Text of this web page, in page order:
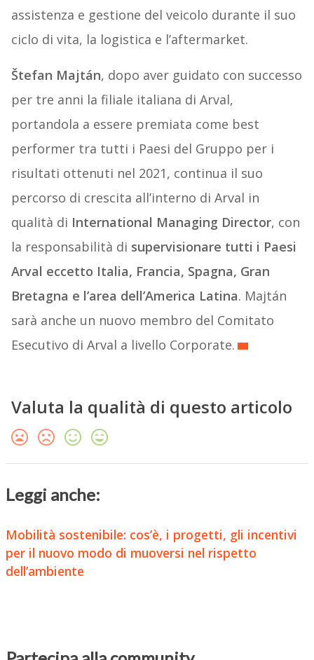
assistenza e gestione del veicolo durante il suo
ciclo di vita, la logistica e l’aftermarket.
Štefan Majtán, dopo aver guidato con successo
per tre anni la filiale italiana di Arval,
portandola a essere premiata come best
performer tra tutti i Paesi del Gruppo per i
risultati ottenuti nel 2021, continua il suo
percorso di crescita all’interno di Arval in
qualità di International Managing Director, con
la responsabilità di supervisionare tutti i Paesi
Arval eccetto Italia, Francia, Spagna, Gran
Bretagna e l’area dell’America Latina. Majtán
sarà anche un nuovo membro del Comitato
Esecutivo di Arval a livello Corporate.
Valuta la qualità di questo articolo
Leggi anche:
Mobilità sostenibile: cos’è, i progetti, gli incentivi
per il nuovo modo di muoversi nel rispetto
dell’ambiente